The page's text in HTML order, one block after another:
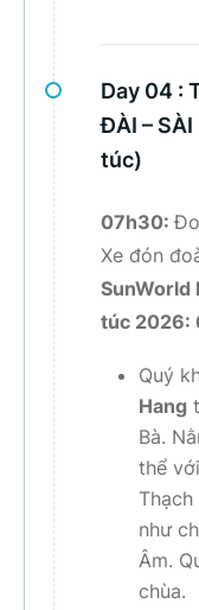
Day 04 :
ĐÀI –
túc)
07h30:
Xe đón
SunWorld
túc 2026:
Quý
Hang
Bà.
thể
như
Âm.
chùa.